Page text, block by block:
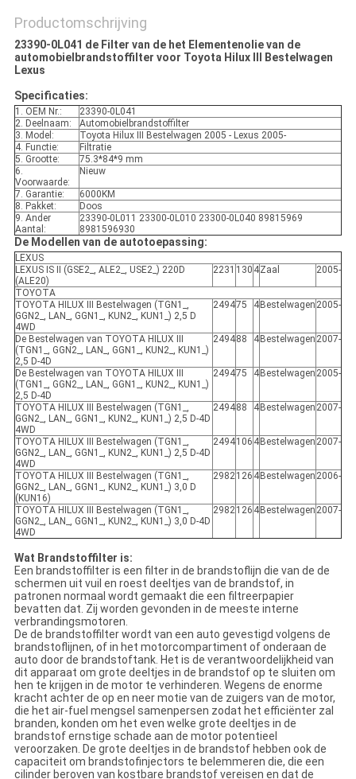
Productomschrijving
23390-0L041 de Filter van de het Elementenolie van de
automobielbrandstoffilter voor Toyota Hilux III Bestelwagen
Lexus
Specificaties:
1. OEM Nr.:
23390-0L041
2. Deelnaam:
Automobielbrandstoffilter
3. Model:
Toyota Hilux III Bestelwagen 2005 - Lexus 2005-
4. Functie:
Filtratie
5. Grootte:
75.3*84*9 mm
6.
Voorwaarde:
Nieuw
7. Garantie:
6000KM
8. Pakket:
Doos
9. Ander
Aantal:
23390-0L011 23300-0L010 23300-0L040 89815969
8981596930
De Modellen van de autotoepassing:
LEXUS
LEXUS IS II (GSE2_, ALE2_, USE2_) 220D
(ALE20)
2231 130 4Zaal 2005-
TOYOTA
TOYOTA HILUX III Bestelwagen (TGN1_,
GGN2_, LAN_, GGN1_, KUN2_, KUN1_) 2,5 D
4WD
249475 4 Bestelwagen 2005-
De Bestelwagen van TOYOTA HILUX III
(TGN1_, GGN2_, LAN_, GGN1_, KUN2_, KUN1_)
2,5 D-4D
249488 4 Bestelwagen 2007-
De Bestelwagen van TOYOTA HILUX III
(TGN1_, GGN2_, LAN_, GGN1_, KUN2_, KUN1_)
2,5 D-4D
249475 4 Bestelwagen 2005-
TOYOTA HILUX III Bestelwagen (TGN1_,
GGN2_, LAN_, GGN1_, KUN2_, KUN1_) 2,5 D-4D
4WD
249488 4 Bestelwagen 2007-
TOYOTA HILUX III Bestelwagen (TGN1_,
GGN2_, LAN_, GGN1_, KUN2_, KUN1_) 2,5 D-4D
4WD
2494106 4 Bestelwagen 2007-
TOYOTA HILUX III Bestelwagen (TGN1_,
GGN2_, LAN_, GGN1_, KUN2_, KUN1_) 3,0 D
(KUN16)
2982126 4 Bestelwagen 2006-
TOYOTA HILUX III Bestelwagen (TGN1_,
GGN2_, LAN_, GGN1_, KUN2_, KUN1_) 3,0 D-4D
4WD
2982126 4 Bestelwagen 2007-
Wat Brandstoffilter is:
Een brandstoffilter is een filter in de brandstoflijn die van de de
schermen uit vuil en roest deeltjes van de brandstof, in
patronen normaal wordt gemaakt die een filtreerpapier
bevatten dat. Zij worden gevonden in de meeste interne
verbrandingsmotoren.
De de brandstoffilter wordt van een auto gevestigd volgens de
brandstoflijnen, of in het motorcompartiment of onderaan de
auto door de brandstoftank. Het is de verantwoordelijkheid van
dit apparaat om grote deeltjes in de brandstof op te sluiten om
hen te krijgen in de motor te verhinderen. Wegens de enorme
kracht achter de op en neer motie van de zuigers van de motor,
die het air-fuel mengsel samenpersen zodat het efficiënter zal
branden, konden om het even welke grote deeltjes in de
brandstof ernstige schade aan de motor potentieel
veroorzaken. De grote deeltjes in de brandstof hebben ook de
capaciteit om brandstofinjectors te belemmeren die, die een
cilinder beroven van kostbare brandstof vereisen en dat de